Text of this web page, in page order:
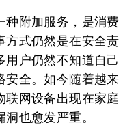
种附加服务，是消费
方式仍然是在安全责
用户仍然不知道自己
安全。如今随着越来
联网设备出现在家庭
也愈发严重。